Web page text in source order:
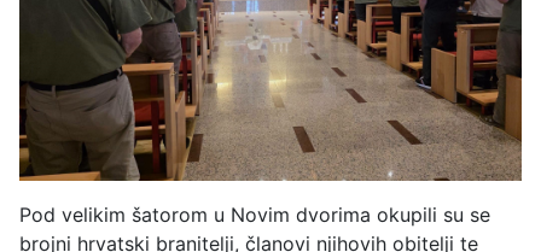
Pod velikim šatorom u Novim dvorima okupili su se
brojni hrvatski branitelji, članovi njihovih obitelji te